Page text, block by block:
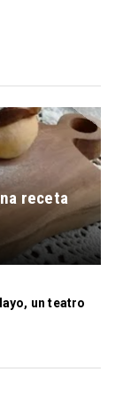
receta
un teatro